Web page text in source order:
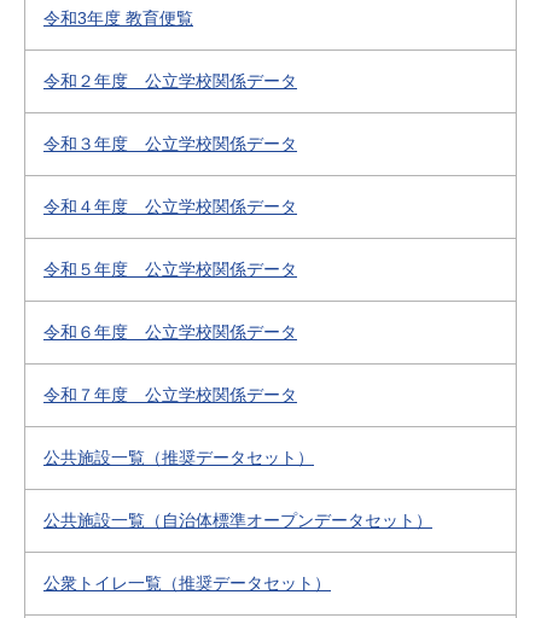
令和3年度 教育便覧
令和２年度 公立学校関係データ
令和３年度 公立学校関係データ
令和４年度 公立学校関係データ
令和５年度 公立学校関係データ
令和６年度 公立学校関係データ
令和７年度 公立学校関係データ
公共施設一覧（推奨データセット）
公共施設一覧（自治体標準オープンデータセット）
公衆トイレ一覧（推奨データセット）